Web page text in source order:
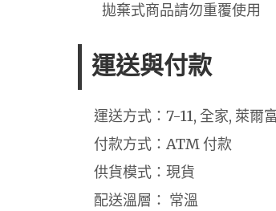
拋棄式商品請勿重覆使用
運送與付款
運送方式：7-11, 全家, 萊爾
付款方式：ATM 付款
供貨模式：現貨
配送溫層： 常溫